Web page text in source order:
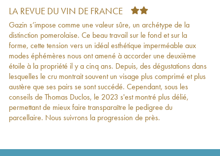
Château Gazin 2002
Château Gazin 2001
L'Hospitalet de Gazin Second Vin 2001 24€
Château Gazin2000 100 €
L'Hospitalet de Gazin Second Vin2000 25€
Château Gazin1999 62€
L'Hospitalet de Gazin Second Vin 1999 23€
Château Gazin1998 75€
L'Hospitalet de Gazin Second Vin 1998 36€
Château Gazin1997 49€
L'Hospitalet de Gazin Second Vin 1997
Château Gazin1996
L'Hospitalet de Gazin Second Vin1994 22€
LA REVUE DU VIN DE FRANCE
Gazin s’impose comme une valeur sûre, un archétype de la
distinction pomerolaise. Ce beau travail sur le fond et sur la
forme, cette tension vers un idéal esthétique imperméable aux
modes éphémères nous ont amené à accorder une deuxième
étoile à la propriété il y a cinq ans. Depuis, des dégustations dans
lesquelles le cru montrait souvent un visage plus comprimé et plus
austère que ses pairs se sont succédé. Cependant, sous les
conseils de Thomas Duclos, le 2023 s'est montré plus délié,
permettant de mieux faire transparaître le pedigree du
parcellaire. Nous suivrons la progression de près.